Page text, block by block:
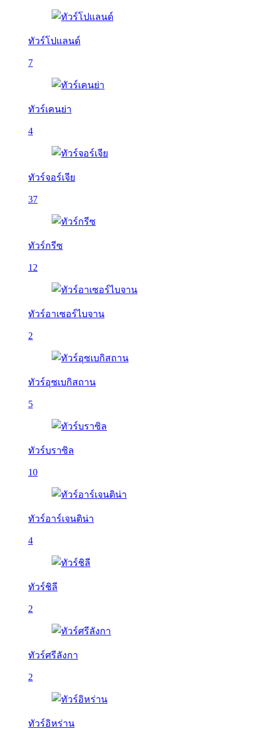
ทัวร์โปแลนด์
7
ทัวร์เคนย่า
4
ทัวร์จอร์เจีย
37
ทัวร์กรีซ
12
ทัวร์อาเซอร์ไบจาน
2
ทัวร์อุซเบกิสถาน
5
ทัวร์บราซิล
10
ทัวร์อาร์เจนติน่า
4
ทัวร์ชิลี
2
ทัวร์ศรีลังกา
2
ทัวร์อิหร่าน